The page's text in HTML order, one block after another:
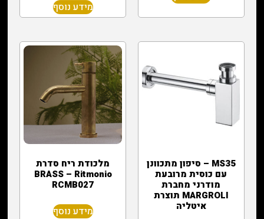
מידע נוסף
MS35 – סיפון מתכוונן
עם כוסית מרובעת
מודרני מחברת
MARGROLI תוצרת
איטליה
מלכודת ריח סדרת
BRASS – Ritmonio
RCMB027
מידע נוסף